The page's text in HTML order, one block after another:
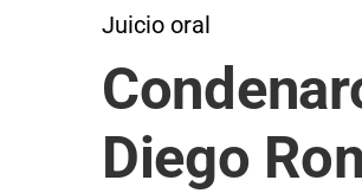
Juicio oral
Diego